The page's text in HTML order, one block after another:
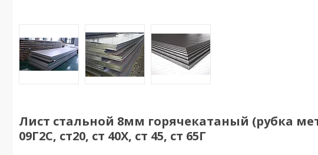
Лист стальной 8мм горячекатаный (рубка
09Г2С, ст20, ст 40Х, ст 45, ст 65Г